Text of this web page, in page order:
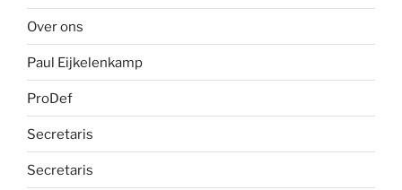
Over ons
Paul Eijkelenkamp
ProDef
Secretaris
Secretaris